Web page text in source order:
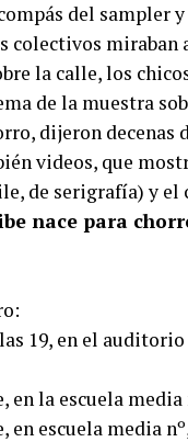
del sampler
colectivos miraban
la calle, los
de la muestra
dijeron decenas
videos, que
de serigrafía) y
nace para
19, en el
en la escuela
en escuela media